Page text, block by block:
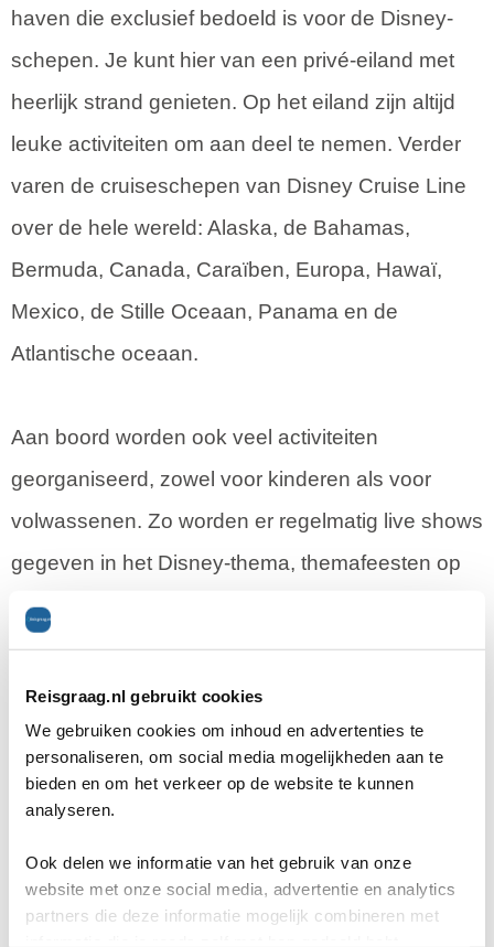
Reisgraag.nl gebruikt cookies
We gebruiken cookies om inhoud en advertenties te
personaliseren, om social media mogelijkheden aan te
bieden en om het verkeer op de website te kunnen
analyseren.
Ook delen we informatie van het gebruik van onze
website met onze social media, advertentie en analytics
partners die deze informatie mogelijk combineren met
haven die exclusief bedoeld is voor de Disney-
schepen. Je kunt hier van een privé-eiland met
heerlijk strand genieten. Op het eiland zijn altijd
leuke activiteiten om aan deel te nemen. Verder
varen de cruiseschepen van Disney Cruise Line
over de hele wereld: Alaska, de Bahamas,
Bermuda, Canada, Caraïben, Europa, Hawaï,
Mexico, de Stille Oceaan, Panama en de
Atlantische oceaan.
Aan boord worden ook veel activiteiten
georganiseerd, zowel voor kinderen als voor
volwassenen. Zo worden er regelmatig live shows
gegeven in het Disney-thema, themafeesten op
het dek en is er een kinderclub. Je kunt
bijvoorbeeld Disney figuren ontmoeten of naar de
musical van Frozen kijken. Er zijn 25 soorten
restaurants verspreid over de 4 schepen waar je
terecht kunt voor een maaltijd in Disney-stijl. Je
eet een lekkere pizza bij Pinokkio en kunt thee
drinken bij Assepoester. Er zijn naast algemene
restaurants ook restaurants alleen voor